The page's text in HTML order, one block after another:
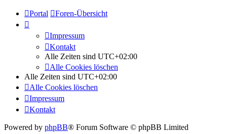
Portal Foren-Übersicht
Impressum
Kontakt
Alle Zeiten sind UTC+02:00
Alle Cookies löschen
Alle Zeiten sind UTC+02:00
Alle Cookies löschen
Impressum
Kontakt
Powered by phpBB® Forum Software © phpBB Limited